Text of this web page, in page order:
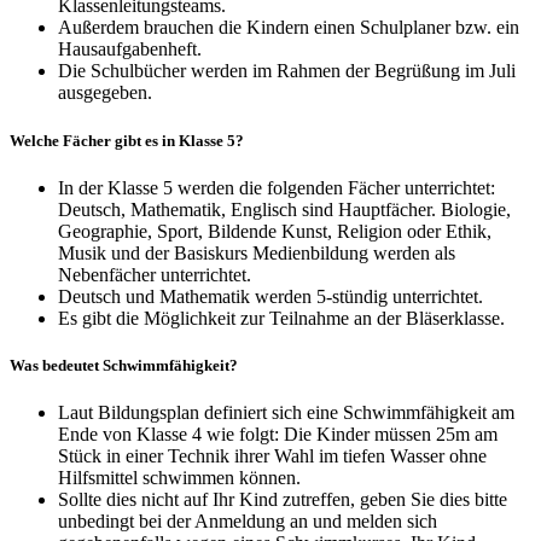
Klassenleitungsteams.
Außerdem brauchen die Kindern einen Schulplaner bzw. ein
Hausaufgabenheft.
Die Schulbücher werden im Rahmen der Begrüßung im Juli
ausgegeben.
Welche Fächer gibt es in Klasse 5?
In der Klasse 5 werden die folgenden Fächer unterrichtet:
Deutsch, Mathematik, Englisch sind Hauptfächer. Biologie,
Geographie, Sport, Bildende Kunst, Religion oder Ethik,
Musik und der Basiskurs Medienbildung werden als
Nebenfächer unterrichtet.
Deutsch und Mathematik werden 5-stündig unterrichtet.
Es gibt die Möglichkeit zur Teilnahme an der Bläserklasse.
Was bedeutet Schwimmfähigkeit?
Laut Bildungsplan definiert sich eine Schwimmfähigkeit am
Ende von Klasse 4 wie folgt: Die Kinder müssen 25m am
Stück in einer Technik ihrer Wahl im tiefen Wasser ohne
Hilfsmittel schwimmen können.
Sollte dies nicht auf Ihr Kind zutreffen, geben Sie dies bitte
unbedingt bei der Anmeldung an und melden sich